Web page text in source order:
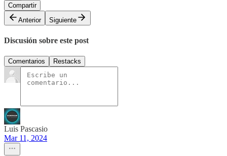
Compartir
Anterior
Siguiente
Discusión sobre este post
Comentarios Restacks
Luis Pascasio
Mar 11, 2024